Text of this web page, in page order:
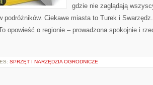
gdzie nie zaglądają
podróżników. Ciekawe miasta to Turek i
opowieść o regionie – prowadzona spokojnie i
SPRZĘT I NARZĘDZIA OGRODNICZE